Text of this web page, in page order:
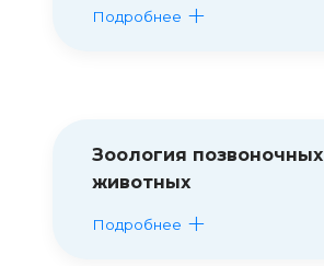
Подробнее
Зоология позвоночных
животных
Подробнее